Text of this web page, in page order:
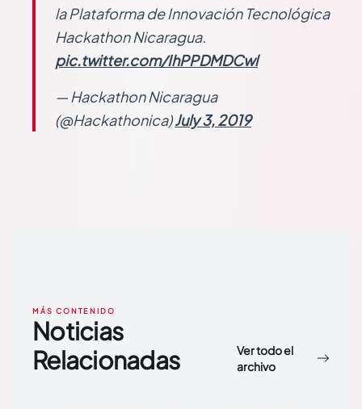
la Plataforma de Innovación Tecnológica
Hackathon Nicaragua.
pic.twitter.com/IhPPDMDCwl
— Hackathon Nicaragua
(@Hackathonica)July 3, 2019
MÁS CONTENIDO
Noticias
Relacionadas
Ver todo el
archivo